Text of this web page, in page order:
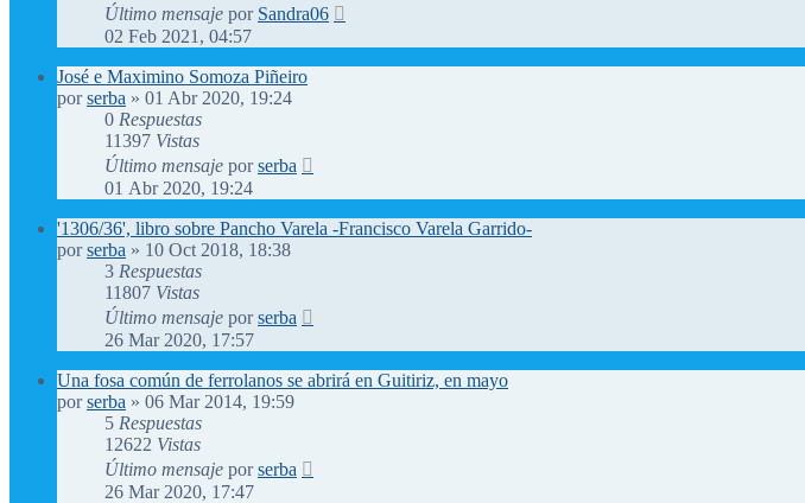
Último mensaje por Sandra06
02 Feb 2021, 04:57
José e Maximino Somoza Piñeiro
porserba » 01 Abr 2020, 19:24
0 Respuestas
11397 Vistas
Último mensaje porserba
01 Abr 2020, 19:24
'1306/36', libro sobre Pancho Varela -Francisco Varela Garrido-
porserba » 10 Oct 2018, 18:38
3 Respuestas
11807 Vistas
Último mensaje porserba
26 Mar 2020, 17:57
Una fosa común de ferrolanos se abrirá en Guitiriz, en mayo
porserba » 06 Mar 2014, 19:59
5 Respuestas
12622 Vistas
Último mensaje porserba
26 Mar 2020, 17:47